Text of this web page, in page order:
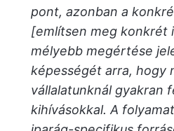
pont, azonban a
[említsen meg konkrét
mélyebb megértése
képességét arra, hogy
vállalatunknál gyakran
kihívásokkal. A